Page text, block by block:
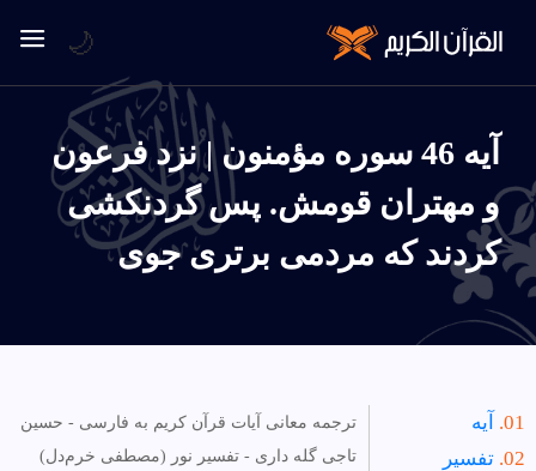
آیه 46 سوره مؤمنون | نزد فرعون
و مهتران قومش. پس گردنكشى
كردند كه مردمى برترى جوى
آیه
تفسیر
ترجمه معانی آیات قرآن کریم به فارسی - حسین
تاجی گله داری - تفسیر نور (مصطفی خرم‌دل)
🌙